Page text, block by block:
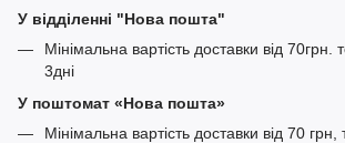
У відділенні "Нова пошта"
Мінімальна вартість доставки від 70грн.
3дні
У поштомат «Нова пошта»
Мінімальна вартість доставки від 70